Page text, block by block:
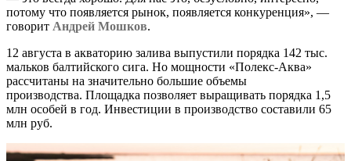
потому что появляется рынок, появляется конкуренция», —
говорит Андрей Мошков.
12 августа в акваторию залива выпустили порядка 142 тыс.
мальков балтийского сига. Но мощности «Полекс-Аква»
рассчитаны на значительно большие объемы
производства. Площадка позволяет выращивать порядка 1,5
млн особей в год. Инвестиции в производство составили 65
млн руб.